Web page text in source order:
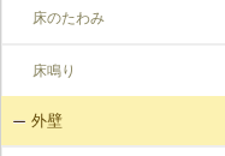
床のたわみ
床鳴り
外壁